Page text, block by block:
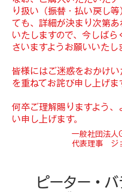
り扱い（振替・払い戻し
ても、詳細が決まり次第あ
いたしますので、今しばら
さいますようお願いいたし
皆様にはご迷惑をおかけい
を重ねてお詫び申し上げま
何卒ご理解賜りますよう、
い申し上げます。
一般社団法人
代表理事 ジ
ピーター・